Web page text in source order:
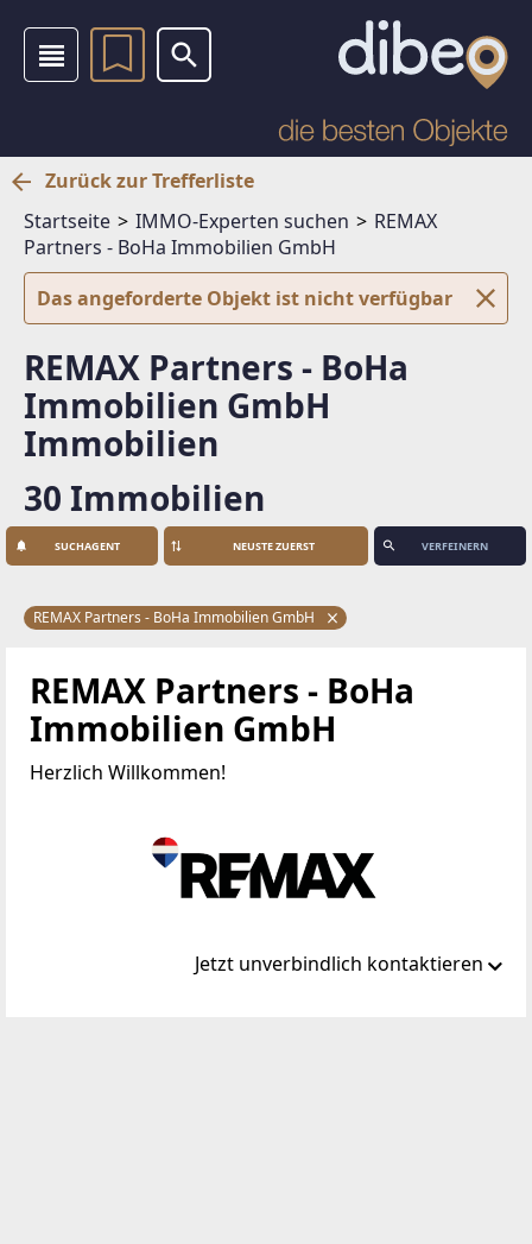
Zurück zur Trefferliste
Startseite
IMMO-Experten suchen
REMAX
Partners - BoHa Immobilien GmbH
Das angeforderte Objekt ist nicht verfügbar
REMAX Partners - BoHa
Immobilien GmbH
Immobilien
30 Immobilien
SUCHAGENT VERFEINERN
REMAX Partners - BoHa Immobilien GmbH
REMAX Partners - BoHa
Immobilien GmbH
Herzlich Willkommen!
Jetzt unverbindlich kontaktieren